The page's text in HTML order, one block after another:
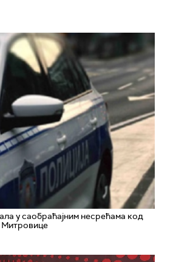
у саобраћајним несрећама код